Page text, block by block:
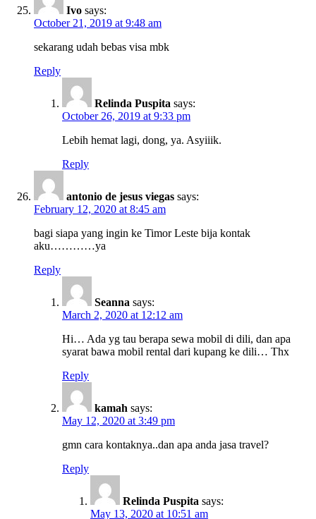
Ivo says:
October 21, 2019 at 9:48 am
sekarang udah bebas visa mbk
Reply
Relinda Puspita says:
October 26, 2019 at 9:33 pm
Lebih hemat lagi, dong, ya. Asyiiik.
Reply
antonio de jesus viegas says:
February 12, 2020 at 8:45 am
bagi siapa yang ingin ke Timor Leste bija kontak
aku…………ya
Reply
Seanna says:
March 2, 2020 at 12:12 am
Hi… Ada yg tau berapa sewa mobil di dili, dan apa
syarat bawa mobil rental dari kupang ke dili… Thx
Reply
kamah says:
May 12, 2020 at 3:49 pm
gmn cara kontaknya..dan apa anda jasa travel?
Reply
Relinda Puspita says:
May 13, 2020 at 10:51 am